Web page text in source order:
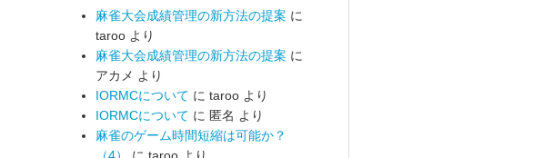
麻雀大会成績管理の新方法の提案 に
taroo より
麻雀大会成績管理の新方法の提案 に
アカメ より
IORMCについて に taroo より
IORMCについて に 匿名 より
麻雀のゲーム時間短縮は可能か？